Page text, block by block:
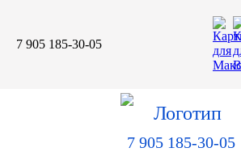
7 905 185-30-05
Специальная оценка условий труда
Применяемость тормозных
7 905 185-30-05